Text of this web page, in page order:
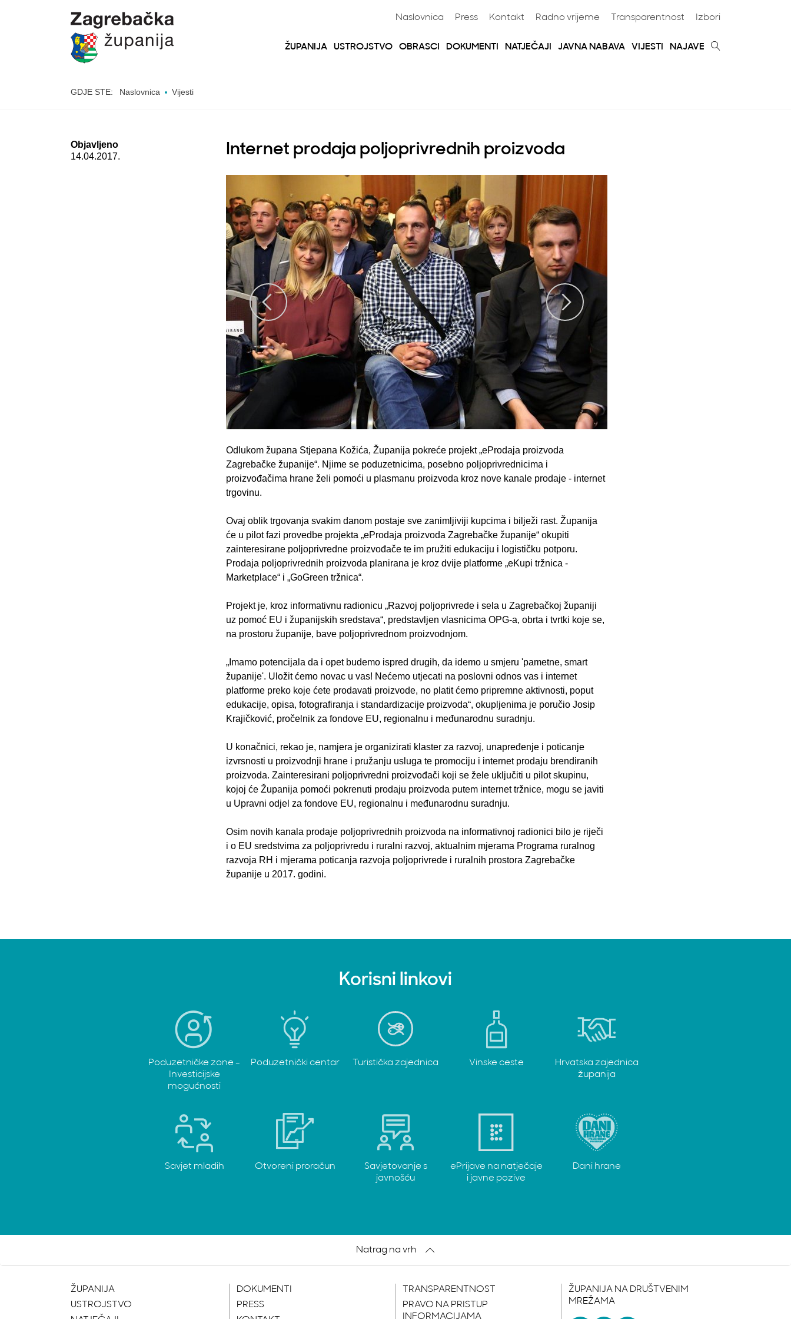
Naslovnica Press Kontakt Radno vrijeme Transparentnost Izbori
ŽUPANIJA USTROJSTVO OBRASCI DOKUMENTI NATJEČAJI JAVNA NABAVA VIJESTI NAJAVE
GDJE STE: Naslovnica Vijesti
Objavljeno
14.04.2017.
Internet prodaja poljoprivrednih proizvoda
Odlukom župana Stjepana Kožića, Županija pokreće projekt „eProdaja proizvoda
Zagrebačke županije“. Njime se poduzetnicima, posebno poljoprivrednicima i
proizvođačima hrane želi pomoći u plasmanu proizvoda kroz nove kanale prodaje - internet
trgovinu.
Ovaj oblik trgovanja svakim danom postaje sve zanimljiviji kupcima i bilježi rast. Županija
će u pilot fazi provedbe projekta „eProdaja proizvoda Zagrebačke županije“ okupiti
zainteresirane poljoprivredne proizvođače te im pružiti edukaciju i logističku potporu.
Prodaja poljoprivrednih proizvoda planirana je kroz dvije platforme „eKupi tržnica -
Marketplace“ i „GoGreen tržnica“.
Projekt je, kroz informativnu radionicu „Razvoj poljoprivrede i sela u Zagrebačkoj županiji
uz pomoć EU i županijskih sredstava“, predstavljen vlasnicima OPG-a, obrta i tvrtki koje se,
na prostoru županije, bave poljoprivrednom proizvodnjom.
„Imamo potencijala da i opet budemo ispred drugih, da idemo u smjeru 'pametne, smart
županije'. Uložit ćemo novac u vas! Nećemo utjecati na poslovni odnos vas i internet
platforme preko koje ćete prodavati proizvode, no platit ćemo pripremne aktivnosti, poput
edukacije, opisa, fotografiranja i standardizacije proizvoda“, okupljenima je poručio Josip
Krajičković, pročelnik za fondove EU, regionalnu i međunarodnu suradnju.
U konačnici, rekao je, namjera je organizirati klaster za razvoj, unapređenje i poticanje
izvrsnosti u proizvodnji hrane i pružanju usluga te promociju i internet prodaju brendiranih
proizvoda. Zainteresirani poljoprivredni proizvođači koji se žele uključiti u pilot skupinu,
kojoj će Županija pomoći pokrenuti prodaju proizvoda putem internet tržnice, mogu se javiti
u Upravni odjel za fondove EU, regionalnu i međunarodnu suradnju.
Osim novih kanala prodaje poljoprivrednih proizvoda na informativnoj radionici bilo je riječi
i o EU sredstvima za poljoprivredu i ruralni razvoj, aktualnim mjerama Programa ruralnog
razvoja RH i mjerama poticanja razvoja poljoprivrede i ruralnih prostora Zagrebačke
županije u 2017. godini.
Korisni linkovi
Poduzetničke zone -
Investicijske
mogućnosti
Poduzetnički centar Turistička zajednica Vinske ceste
Hrvatska zajednica
županija
Savjet mladih Otvoreni proračun
Savjetovanje s
javnošću
ePrijave na natječaje
i javne pozive
Dani hrane
Natrag na vrh
ŽUPANIJA
USTROJSTVO
DOKUMENTI
PRESS
TRANSPARENTNOST
PRAVO NA PRISTUP
INFORMACIJAMA
ŽUPANIJA NA DRUŠTVENIM
MREŽAMA